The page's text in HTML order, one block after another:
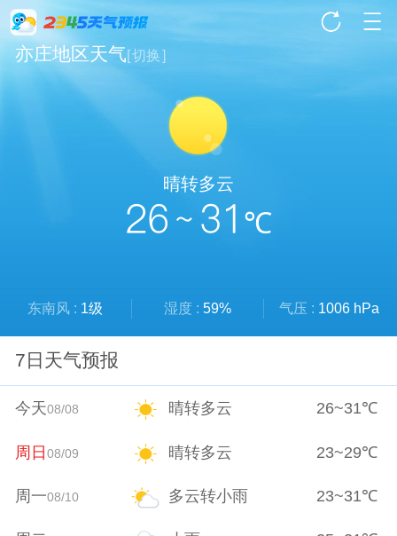
亦庄地区天气[切换]
晴转多云
26 ~ 31 ℃
东南风 : 1级 湿度 : 59% 气压 : 1006 hPa
7日天气预报
今天08/08 晴转多云 26~31℃
周日08/09 晴转多云 23~29℃
周一08/10 多云转小雨 23~31℃